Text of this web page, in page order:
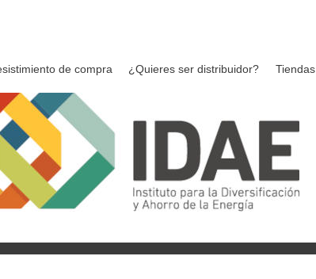
de compra ¿Quieres ser distribuidor? Tiendas